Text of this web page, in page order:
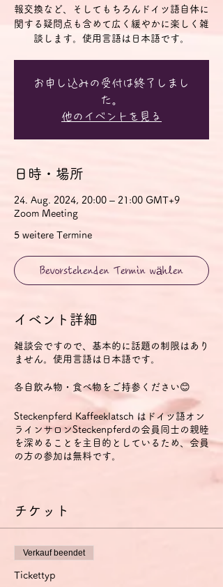
報交換など、そしてもちろんドイツ語自体に
関する疑問点も含めて広く緩やかに楽しく雑
談します。使用言語は日本語です。
お申し込みの受付は終了しまし
た。
他のイベントを見る
日時・場所
24. Aug. 2024, 20:00 – 21:00 GMT+9
Zoom Meeting
5 weitere Termine
Bevorstehenden Termin wählen
イベント詳細
雑談会ですので、基本的に話題の制限はあり
ません。使用言語は日本語です。
各自飲み物・食べ物をご持参ください😊
Steckenpferd Kaffeeklatsch はドイツ語オン
ラインサロンSteckenpferdの会員同士の親睦
を深めることを主目的としているため、会員
の方の参加は無料です。
だきます。
チケット
Verkauf beendet
Tickettyp